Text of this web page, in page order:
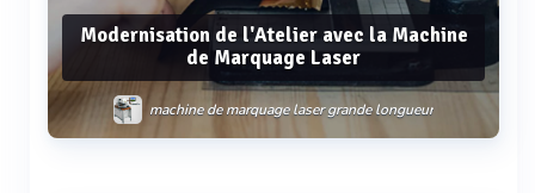
Modernisation de l'Atelier avec la Machine
de Marquage Laser
machine de marquage laser grande longueur